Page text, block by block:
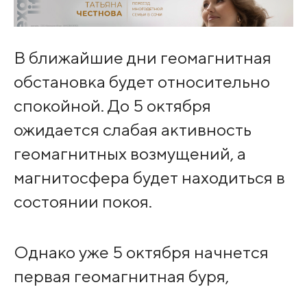
В ближайшие дни геомагнитная
обстановка будет относительно
спокойной. До 5 октября
ожидается слабая активность
геомагнитных возмущений, а
магнитосфера будет находиться в
состоянии покоя.
Однако уже 5 октября начнется
первая геомагнитная буря,